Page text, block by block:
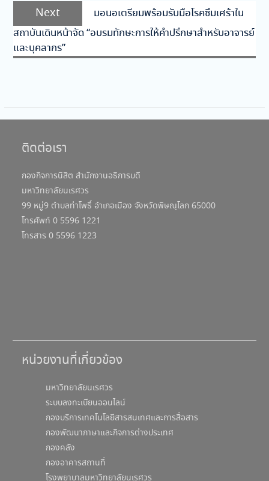
Next
Next
post:
มอนอเตรียมพร้อมรับมือโรคซึมเศร้าใน
สถาบันเดินหน้าจัด “อบรมทักษะการให้คำปรึกษาสำหรับอาจารย์
และบุคลากร”
ติดต่อเรา
กองกิจการนิสิต สำนักงานอธิการบดี
มหาวิทยาลัยนเรศวร
99 หมู่9 ตำบลท่าโพธิ์ อำเภอเมือง จังหวัดพิษณุโลก 65000
โทรศัพท์ 0 5596 1221
โทรสาร 0 5596 1223
หน่วยงานที่เกี่ยวข้อง
มหาวิทยาลัยนเรศวร
ระบบลงทะเบียนออนไลน์
กองบริการเทคโนโลยีสารสนเทศและการสื่อสาร
กองพัฒนาภาษาและกิจการต่างประเทศ
กองคลัง
กองอาคารสถานที่
โรงพยาบาลมหาวิทยาลัยนเรศวร